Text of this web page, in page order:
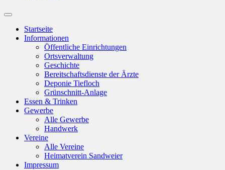
Suchfeld
ein-/ausblenden
Startseite
Informationen
Öffentliche Einrichtungen
Ortsverwaltung
Geschichte
Bereitschaftsdienste der Ärzte
Deponie Tiefloch
Grünschnitt-Anlage
Essen & Trinken
Gewerbe
Alle Gewerbe
Handwerk
Vereine
Alle Vereine
Heimatverein Sandweier
Impressum